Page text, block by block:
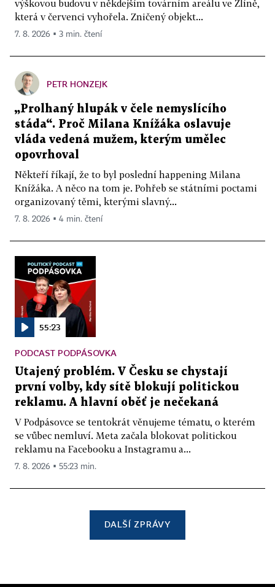
výškovou budovu v někdejším továrním areálu ve Zlíně,
která v červenci vyhořela. Zničený objekt...
7. 8. 2026 ▪ 3 min. čtení
PETR HONZEJK
„Prolhaný hlupák v čele nemyslícího
stáda“. Proč Milana Knížáka oslavuje
vláda vedená mužem, kterým umělec
opovrhoval
Někteří říkají, že to byl poslední happening Milana
Knížáka. A něco na tom je. Pohřeb se státními poctami
organizovaný těmi, kterými slavný...
7. 8. 2026 ▪ 4 min. čtení
55:23
PODCAST PODPÁSOVKA
Utajený problém. V Česku se chystají
první volby, kdy sítě blokují politickou
reklamu. A hlavní oběť je nečekaná
V Podpásovce se tentokrát věnujeme tématu, o kterém
se vůbec nemluví. Meta začala blokovat politickou
reklamu na Facebooku a Instagramu a...
7. 8. 2026 ▪ 55:23 min.
DALŠÍ ZPRÁVY